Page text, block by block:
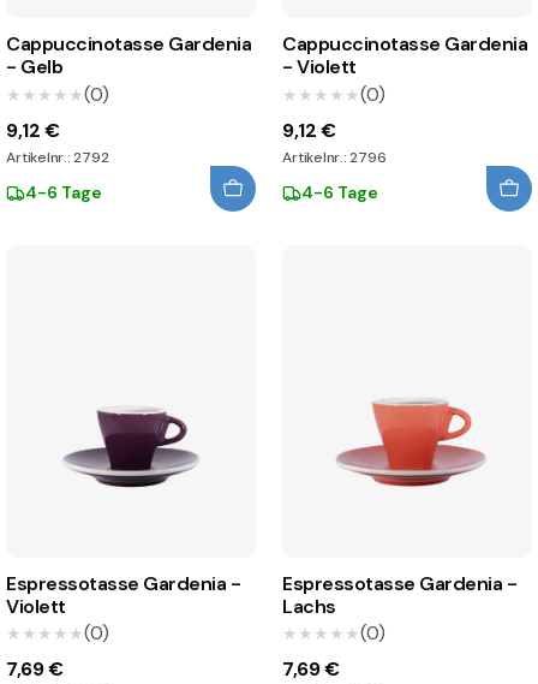
Cappuccinotasse Gardenia
- Gelb
★★★★★
★★★★★(0)
9,12 €
Artikelnr.: 2792
4-6 Tage
Cappuccinotasse Gardenia
- Violett
★★★★★
★★★★★(0)
9,12 €
Artikelnr.: 2796
4-6 Tage
Espressotasse Gardenia -
Violett
★★★★★
★★★★★(0)
7,69 €
Espressotasse Gardenia -
Lachs
★★★★★
★★★★★(0)
7,69 €